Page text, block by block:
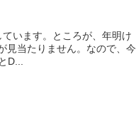
います。ところが、年明け
見当たりません。なので、今
D...